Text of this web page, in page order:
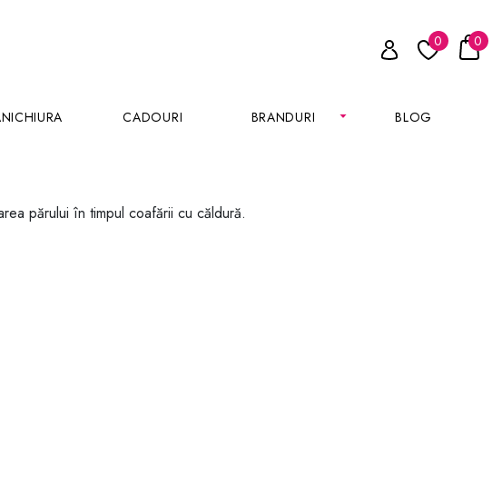
0 0
CADOURI BRANDURI BLOG
părului în timpul coafării cu căldură.